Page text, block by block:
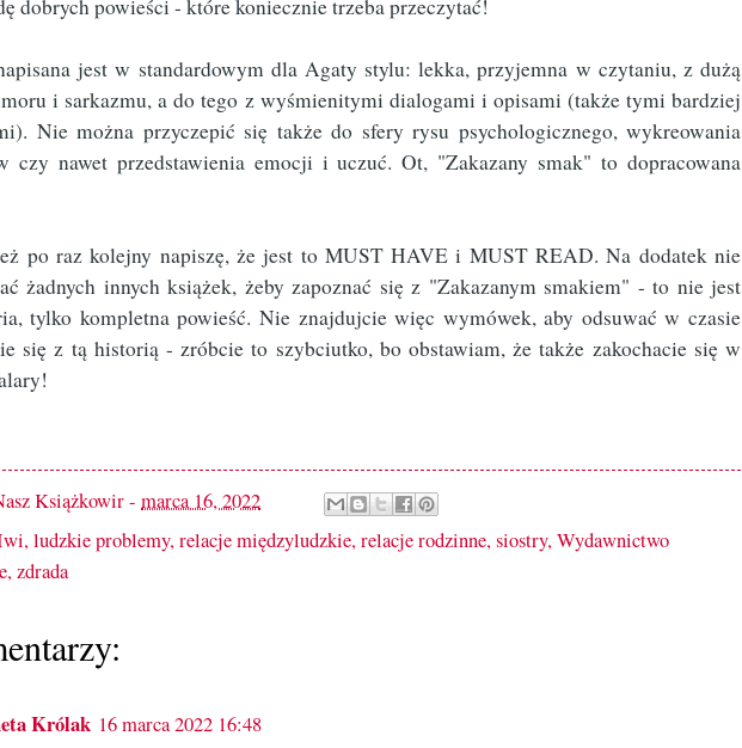
dobrych powieści - które koniecznie trzeba przeczytać!
jest w standardowym dla Agaty stylu: lekka, przyjemna w czytaniu, z dużą
i sarkazmu, a do tego z wyśmienitymi dialogami i opisami (także tymi bardziej
Nie można przyczepić się także do sfery rysu psychologicznego, wykreowania
czy nawet przedstawienia emocji i uczuć. Ot, "Zakazany smak" to dopracowana
po raz kolejny napiszę, że jest to MUST HAVE i MUST READ. Na dodatek nie
żadnych innych książek, żeby zapoznać się z "Zakazanym smakiem" - to nie jest
tylko kompletna powieść. Nie znajdujcie więc wymówek, aby odsuwać w czasie
się z tą historią - zróbcie to szybciutko, bo obstawiam, że także zakochacie się w
Książkowir- marca 16, 2022
,ludzkie problemy,relacje międzyludzkie,relacje rodzinne,siostry,Wydawnictwo
,zdrada
Królak 16 marca 2022 16:48